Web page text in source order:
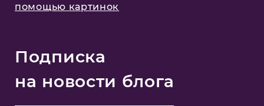
помощью картинок
Подписка
на новости блога